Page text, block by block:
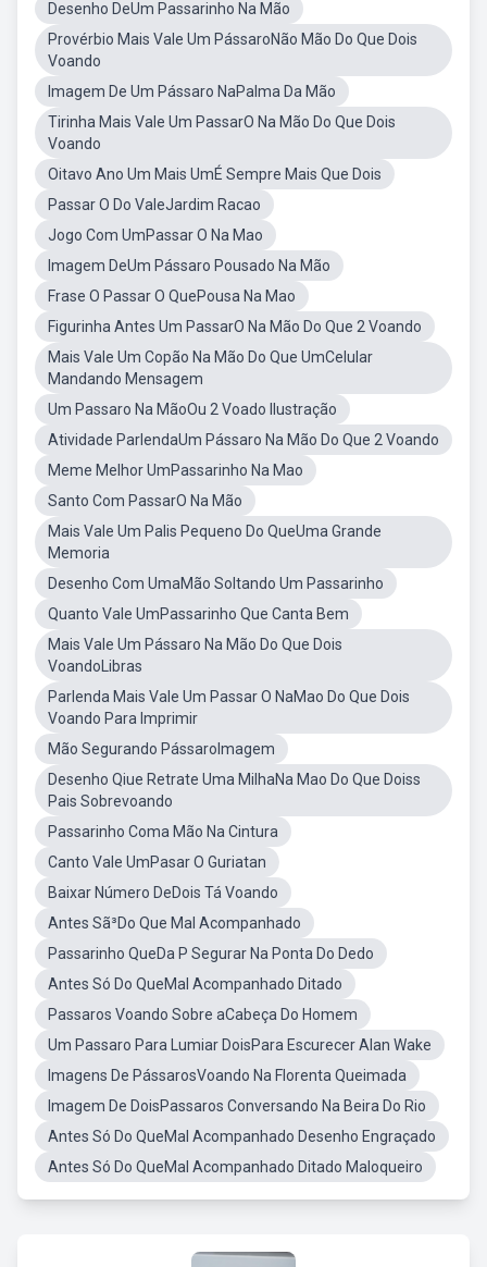
Desenho DeUm Passarinho Na Mão
Provérbio Mais Vale Um PássaroNão Mão Do Que Dois
Voando
Imagem De Um Pássaro NaPalma Da Mão
Tirinha Mais Vale Um PassarO Na Mão Do Que Dois
Voando
Oitavo Ano Um Mais UmÉ Sempre Mais Que Dois
Passar O Do ValeJardim Racao
Jogo Com UmPassar O Na Mao
Imagem DeUm Pássaro Pousado Na Mão
Frase O Passar O QuePousa Na Mao
Figurinha Antes Um PassarO Na Mão Do Que 2 Voando
Mais Vale Um Copão Na Mão Do Que UmCelular
Mandando Mensagem
Um Passaro Na MãoOu 2 Voado Ilustração
Atividade ParlendaUm Pássaro Na Mão Do Que 2 Voando
Meme Melhor UmPassarinho Na Mao
Santo Com PassarO Na Mão
Mais Vale Um Palis Pequeno Do QueUma Grande
Memoria
Desenho Com UmaMão Soltando Um Passarinho
Quanto Vale UmPassarinho Que Canta Bem
Mais Vale Um Pássaro Na Mão Do Que Dois
VoandoLibras
Parlenda Mais Vale Um Passar O NaMao Do Que Dois
Voando Para Imprimir
Mão Segurando PássaroImagem
Desenho Qiue Retrate Uma MilhaNa Mao Do Que Doiss
Pais Sobrevoando
Passarinho Coma Mão Na Cintura
Canto Vale UmPasar O Guriatan
Baixar Número DeDois Tá Voando
Antes Sã³Do Que Mal Acompanhado
Passarinho QueDa P Segurar Na Ponta Do Dedo
Antes Só Do QueMal Acompanhado Ditado
Passaros Voando Sobre aCabeça Do Homem
Um Passaro Para Lumiar DoisPara Escurecer Alan Wake
Imagens De PássarosVoando Na Florenta Queimada
Imagem De DoisPassaros Conversando Na Beira Do Rio
Antes Só Do QueMal Acompanhado Desenho Engraçado
Antes Só Do QueMal Acompanhado Ditado Maloqueiro